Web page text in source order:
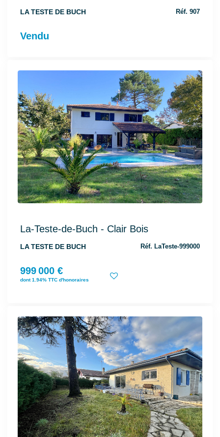
LA TESTE DE BUCH Réf. 907
Vendu
La-Teste-de-Buch - Clair Bois
LA TESTE DE BUCH Réf. LaTeste-999000
999 000 €
dont 1.94% TTC d'honoraires